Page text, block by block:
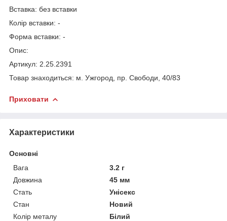
Вставка: без вставки
Колір вставки: -
Форма вставки: -
Опис:
Артикул: 2.25.2391
Товар знаходиться: м. Ужгород, пр. Свободи, 40/83
Приховати
Характеристики
Основні
Вага
3.2 г
Довжина
45 мм
Стать
Унісекс
Стан
Новий
Колір металу
Білий